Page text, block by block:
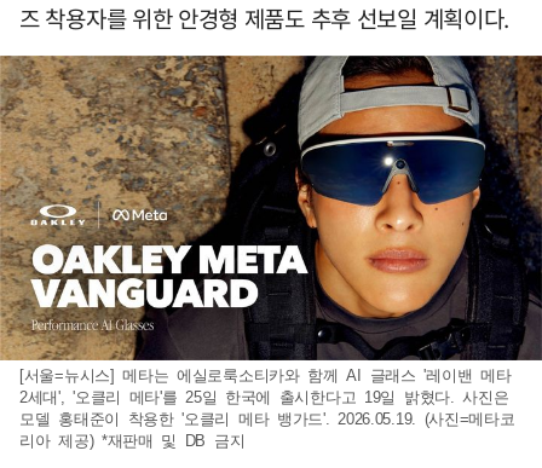
즈 착용자를 위한 안경형 제품도 추후 선보일 계획이다.
[서울=뉴시스] 메타는 에실로룩소티카와 함께 AI 글래스 '레이밴 메타
2세대', '오클리 메타'를 25일 한국에 출시한다고 19일 밝혔다. 사진은
모델 홍태준이 착용한 '오클리 메타 뱅가드'. 2026.05.19. (사진=메타코
리아 제공) *재판매 및 DB 금지